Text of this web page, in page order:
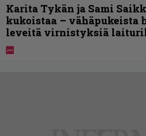
Karita Tykän ja Sami
kukoistaa – vähäpukeista
leveitä virnistyksiä